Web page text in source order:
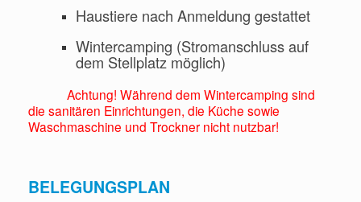
Haustiere nach Anmeldung gestattet
Wintercamping (Stromanschluss auf
dem Stellplatz möglich)
Achtung! Während dem Wintercamping sind
die sanitären Einrichtungen, die Küche sowie
Waschmaschine und Trockner nicht nutzbar!
BELEGUNGSPLAN